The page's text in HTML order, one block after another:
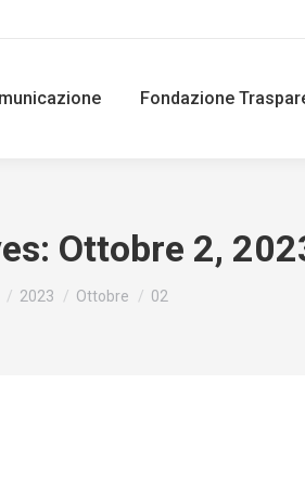
Fondazione
Ottobre 2,
here:
2023 Ottobre 02